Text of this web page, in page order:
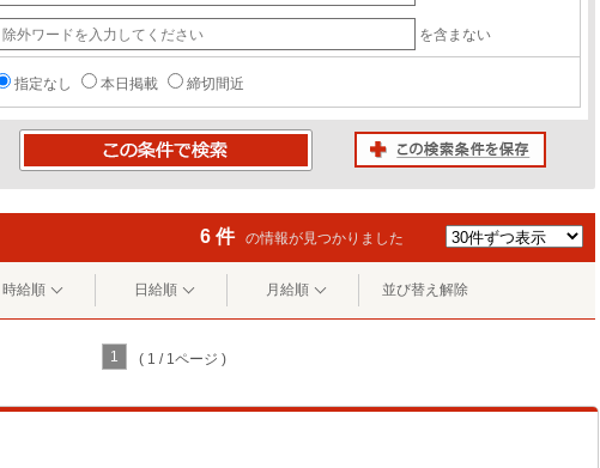
を含まない
指定なし 本日掲載 締切間近
6 件 の情報が見つかりました
時給順 日給順 月給順 並び替え解除
1 ( 1 / 1ページ )